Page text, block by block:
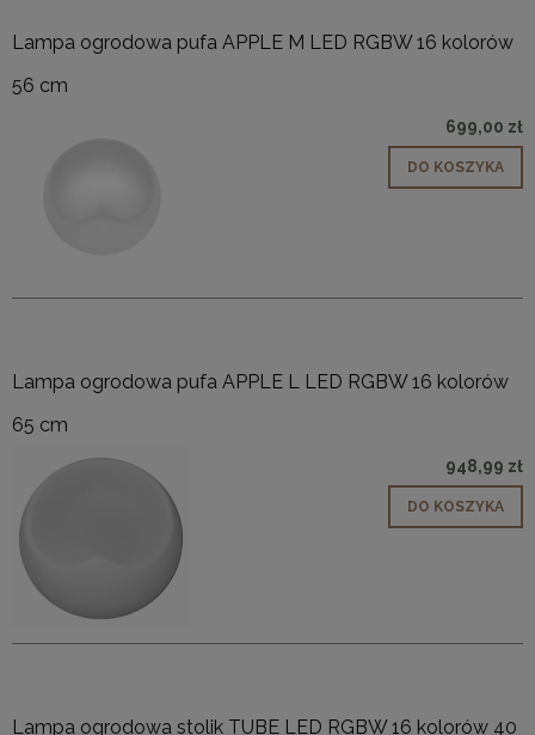
Lampa ogrodowa pufa APPLE M LED RGBW 16 kolorów
56 cm
699,00 zł
DO KOSZYKA
Lampa ogrodowa pufa APPLE L LED RGBW 16 kolorów
65 cm
948,99 zł
DO KOSZYKA
Lampa ogrodowa stolik TUBE LED RGBW 16 kolorów 40